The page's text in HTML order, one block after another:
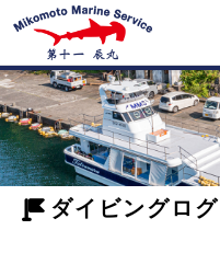
神
子
元
2025.6/18
神
子
ダイビングログ